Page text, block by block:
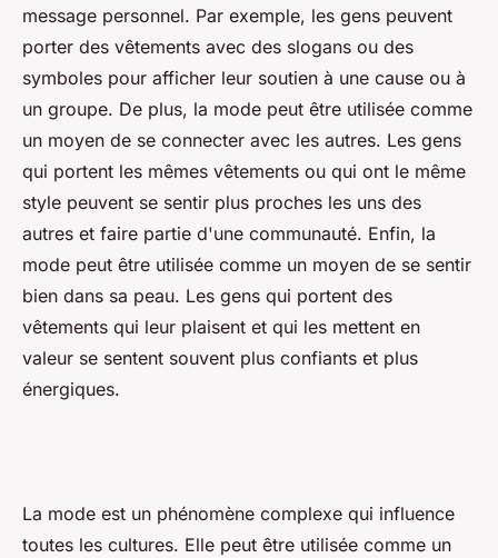
message personnel. Par exemple, les gens peuvent
porter des vêtements avec des slogans ou des
symboles pour afficher leur soutien à une cause ou à
un groupe. De plus, la mode peut être utilisée comme
un moyen de se connecter avec les autres. Les gens
qui portent les mêmes vêtements ou qui ont le même
style peuvent se sentir plus proches les uns des
autres et faire partie d'une communauté. Enfin, la
mode peut être utilisée comme un moyen de se sentir
bien dans sa peau. Les gens qui portent des
vêtements qui leur plaisent et qui les mettent en
valeur se sentent souvent plus confiants et plus
énergiques.
La mode est un phénomène complexe qui influence
toutes les cultures. Elle peut être utilisée comme un